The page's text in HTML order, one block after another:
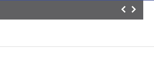
Tribunal do